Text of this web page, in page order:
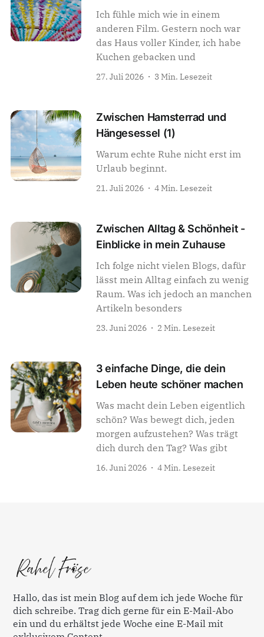
Ich fühle mich wie in einem
anderen Film. Gestern noch war
das Haus voller Kinder, ich habe
Kuchen gebacken und
27. Juli 2026 3 Min. Lesezeit
Zwischen Hamsterrad und
Hängesessel (1)
Warum echte Ruhe nicht erst im
Urlaub beginnt.
21. Juli 2026 4 Min. Lesezeit
Zwischen Alltag & Schönheit -
Einblicke in mein Zuhause
Ich folge nicht vielen Blogs, dafür
lässt mein Alltag einfach zu wenig
Raum. Was ich jedoch an manchen
Artikeln besonders
23. Juni 2026 2 Min. Lesezeit
3 einfache Dinge, die dein
Leben heute schöner machen
Was macht dein Leben eigentlich
schön? Was bewegt dich, jeden
morgen aufzustehen? Was trägt
dich durch den Tag? Was gibt
16. Juni 2026 4 Min. Lesezeit
Hallo, das ist mein Blog auf dem ich jede Woche für
dich schreibe. Trag dich gerne für ein E-Mail-Abo
ein und du erhältst jede Woche eine E-Mail mit